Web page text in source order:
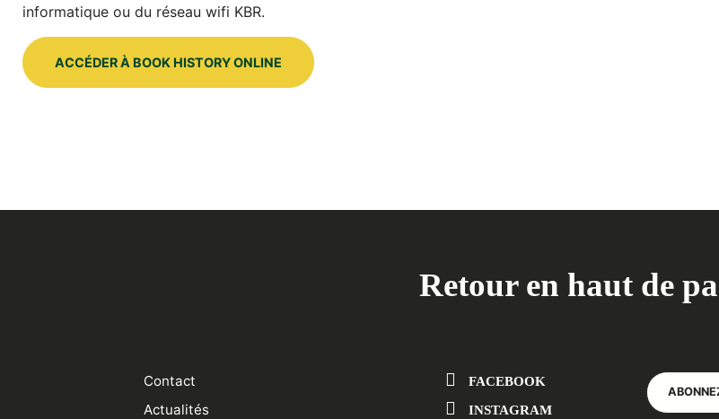
informatique ou du réseau wifi KBR.
ACCÉDER À BOOK HISTORY ONLINE
Retour en haut de
Contact
Actualités
FACEBOOK
INSTAGRAM